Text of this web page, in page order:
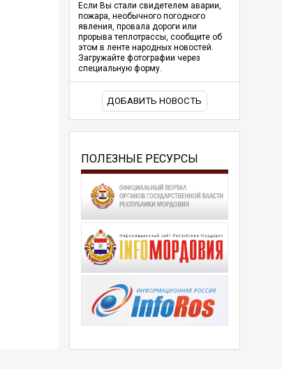
Если Вы стали свидетелем аварии,
пожара, необычного погодного
явления, провала дороги или
прорыва теплотрассы, сообщите об
этом в ленте народных новостей.
Загружайте фотографии через
специальную форму.
ДОБАВИТЬ НОВОСТЬ
ПОЛЕЗНЫЕ РЕСУРСЫ